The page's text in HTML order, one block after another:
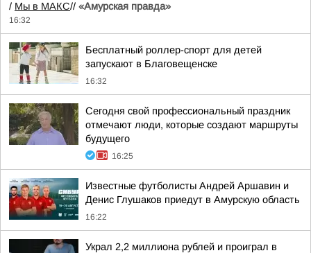
/ Мы в МАКС// «Амурская правда»
16:32
Бесплатный роллер-спорт для детей
запускают в Благовещенске
16:32
Сегодня свой профессиональный праздник
отмечают люди, которые создают маршруты
будущего
16:25
Известные футболисты Андрей Аршавин и
Денис Глушаков приедут в Амурскую область
16:22
Украл 2,2 миллиона рублей и проиграл в